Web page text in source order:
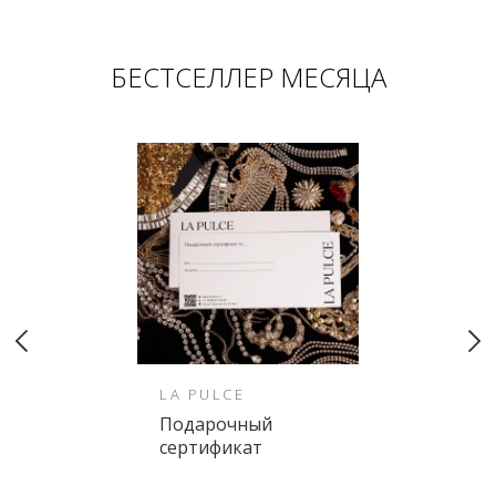
БЕСТСЕЛЛЕР МЕСЯЦА
LA PULCE
Подарочный
сертификат